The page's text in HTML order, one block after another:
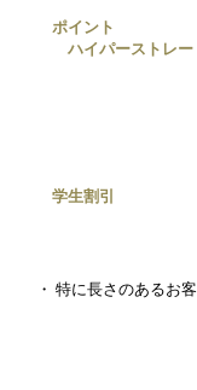
ポイント
ハイパーストレー
学生割引
・ 特に長さのあるお